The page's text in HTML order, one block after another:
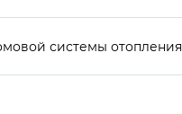
системы отопления